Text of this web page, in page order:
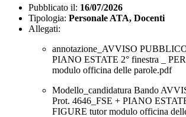
Pubblicato il: 16/07/2026
Tipologia: Personale ATA, Docenti
Allegati:
annotazione_AVVISO
PIANO ESTATE 2° finestra _
modulo officina delle parole.pdf
Modello_candidatura Bando
Prot. 4646_FSE + PIANO
FIGURE tutor modulo officina